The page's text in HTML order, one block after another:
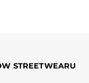
STREETWEARU